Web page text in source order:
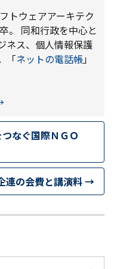
トウェアアーキテク
心と
ネス、個人情報保護
「ネットの電話帳」
なぐ国際ＮＧＯ
連の会費と講演料→